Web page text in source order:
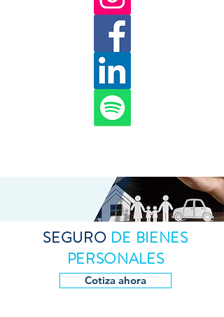
SEGURO DE BIENES
PERSONALES
Cotiza ahora